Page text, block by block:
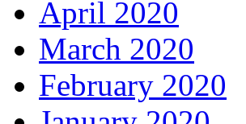
April 2020
March 2020
February 2020